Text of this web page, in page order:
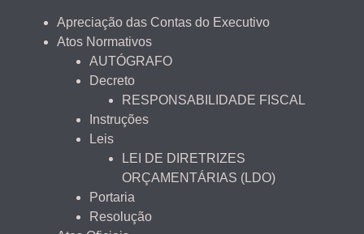
Apreciação das Contas do Executivo
Atos Normativos
AUTÓGRAFO
Decreto
RESPONSABILIDADE FISCAL
Instruções
Leis
LEI DE DIRETRIZES
ORÇAMENTÁRIAS (LDO)
Portaria
Resolução